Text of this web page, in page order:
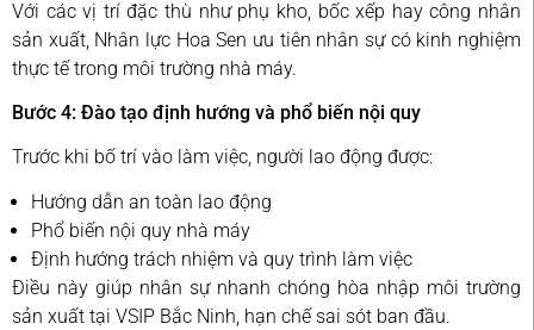
Với các vị trí đặc thù như phụ kho, bốc xếp hay công nhân
sản xuất, Nhân lực Hoa Sen ưu tiên nhân sự có kinh nghiệm
thực tế trong môi trường nhà máy.
Bước 4: Đào tạo định hướng và phổ biến nội quy
Trước khi bố trí vào làm việc, người lao động được:
Hướng dẫn an toàn lao động
Phổ biến nội quy nhà máy
Định hướng trách nhiệm và quy trình làm việc
Điều này giúp nhân sự nhanh chóng hòa nhập môi trường
sản xuất tại VSIP Bắc Ninh, hạn chế sai sót ban đầu.